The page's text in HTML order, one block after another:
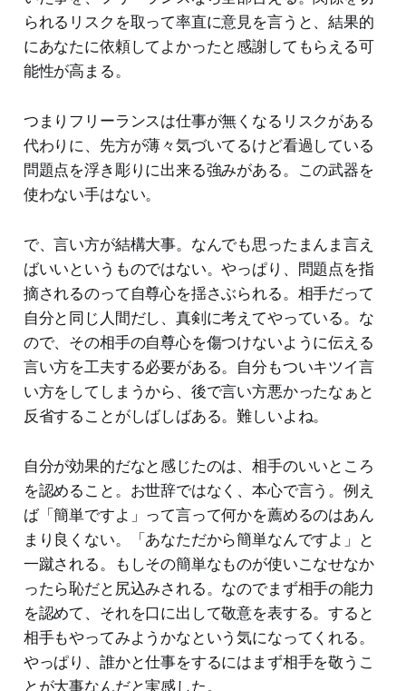
られるリスクを取って率直に意見を言うと、結果的
にあなたに依頼してよかったと感謝してもらえる可
能性が高まる。
つまりフリーランスは仕事が無くなるリスクがある
代わりに、先方が薄々気づいてるけど看過している
問題点を浮き彫りに出来る強みがある。この武器を
使わない手はない。
で、言い方が結構大事。なんでも思ったまんま言え
ばいいというものではない。やっぱり、問題点を指
摘されるのって自尊心を揺さぶられる。相手だって
自分と同じ人間だし、真剣に考えてやっている。な
ので、その相手の自尊心を傷つけないように伝える
言い方を工夫する必要がある。自分もついキツイ言
い方をしてしまうから、後で言い方悪かったなぁと
反省することがしばしばある。難しいよね。
自分が効果的だなと感じたのは、相手のいいところ
を認めること。お世辞ではなく、本心で言う。例え
ば「簡単ですよ」って言って何かを薦めるのはあん
まり良くない。「あなただから簡単なんですよ」と
一蹴される。もしその簡単なものが使いこなせなか
ったら恥だと尻込みされる。なのでまず相手の能力
を認めて、それを口に出して敬意を表する。すると
相手もやってみようかなという気になってくれる。
やっぱり、誰かと仕事をするにはまず相手を敬うこ
とが大事なんだと実感した。